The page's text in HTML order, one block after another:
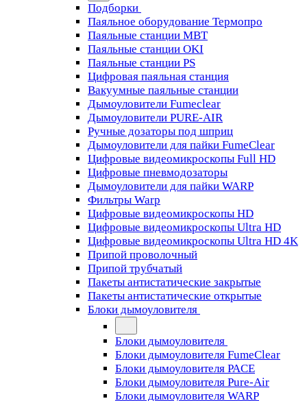
Подборки
Паяльное оборудование Термопро
Паяльные станции MBT
Паяльные станции OKI
Паяльные станции PS
Цифровая паяльная станция
Вакуумные паяльные станции
Дымоуловители Fumeclear
Дымоуловители PURE-AIR
Ручные дозаторы под шприц
Дымоуловители для пайки FumeClear
Цифровые видеомикроскопы Full HD
Цифровые пневмодозаторы
Дымоуловители для пайки WARP
Фильтры Warp
Цифровые видеомикроскопы HD
Цифровые видеомикроскопы Ultra HD
Цифровые видеомикроскопы Ultra HD 4K
Припой проволочный
Припой трубчатый
Пакеты антистатические закрытые
Пакеты антистатические открытые
Блоки дымоуловителя
Блоки дымоуловителя
Блоки дымоуловителя FumeClear
Блоки дымоуловителя PACE
Блоки дымоуловителя Pure-Air
Блоки дымоуловителя WARP